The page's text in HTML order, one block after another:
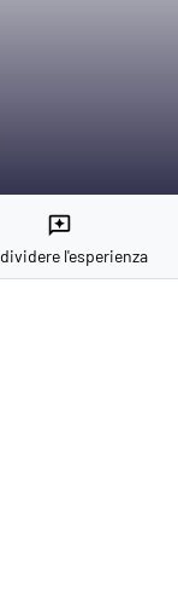
reviews
l'esperienza